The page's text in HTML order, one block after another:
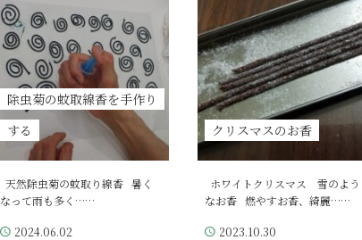
心によりそう香り教室
お申込み方法
除虫菊の蚊取線香を手作り
する
天然除虫菊の蚊取り線香 暑く
なって雨も多く……
2024.06.02
クリスマスのお香
ホワイトクリスマス 雪のよう
なお香 燃やすお香、綺麗……
2023.10.30